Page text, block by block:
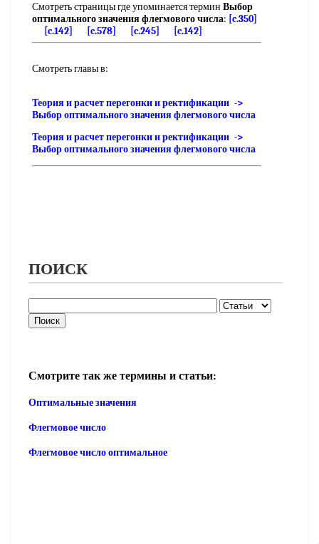
Смотреть страницы где упоминается термин Выбор
оптимального значения флегмового числа: [c.350]
[c.142]
[c.578] [c.245] [c.142]
Смотреть главы в:
Теория и расчет перегонки и ректификации ->
Выбор оптимального значения флегмового числа
Теория и расчет перегонки и ректификации ->
Выбор оптимального значения флегмового числа
ПОИСК
Смотрите так же термины и статьи:
Оптимальные значения
Флегмовое число
Флегмовое число оптимальное